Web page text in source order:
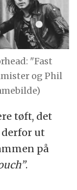
"Fast
og Phil
tøft, det
ut
på
.